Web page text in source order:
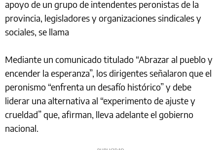
apoyo de un grupo de intendentes peronistas de la
provincia, legisladores y organizaciones sindicales y
sociales, se llama
Mediante un comunicado titulado “Abrazar al pueblo y
encender la esperanza”, los dirigentes señalaron que el
peronismo “enfrenta un desafío histórico” y debe
liderar una alternativa al “experimento de ajuste y
crueldad” que, afirman, lleva adelante el gobierno
nacional.